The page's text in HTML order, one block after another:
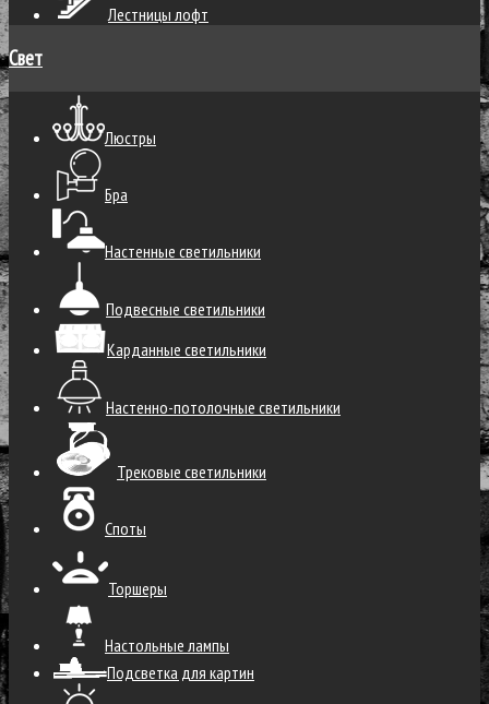
Лестницы лофт
Свет
Люстры
Бра
Настенные светильники
Подвесные светильники
Карданные светильники
Настенно-потолочные светильники
Трековые светильники
Споты
Торшеры
Настольные лампы
Подсветка для картин